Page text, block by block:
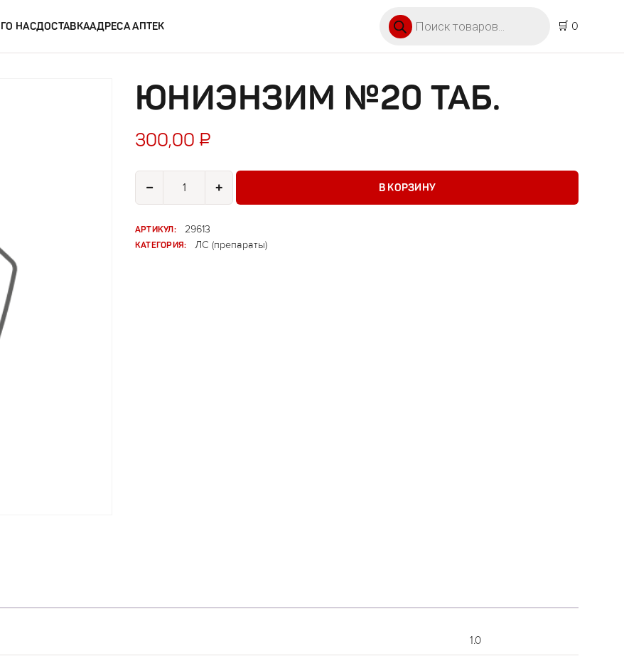
О НАСДОСТАВКААДРЕСА АПТЕК
🛒 0
ЮНИЭНЗИМ №20 ТАБ.
300,00 ₽
−
Количество товара Юниэнзим №20 таб.
+ В КОРЗИНУ
АРТИКУЛ:
29613
КАТЕГОРИЯ:
ЛС (препараты)
1.0